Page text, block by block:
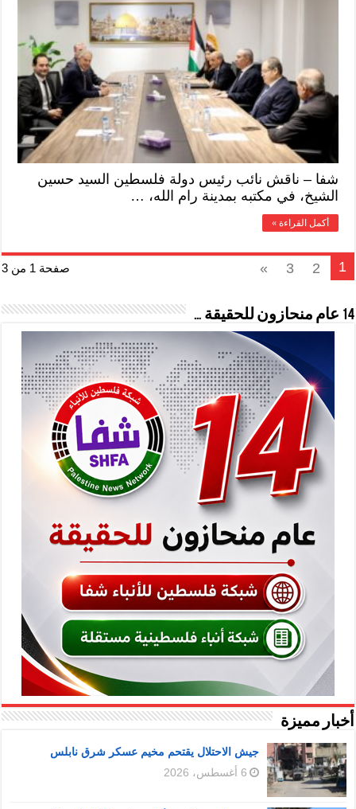
شفا – ناقش نائب رئيس دولة فلسطين السيد حسين
الشيخ، في مكتبه بمدينة رام الله، …
أكمل القراءة »
صفحة 1 من 3 1
2
3
»
14 عام منحازون للحقيقة …
أخبار مميزة
جيش الاحتلال يقتحم مخيم عسكر شرق نابلس
6 أغسطس، 2026